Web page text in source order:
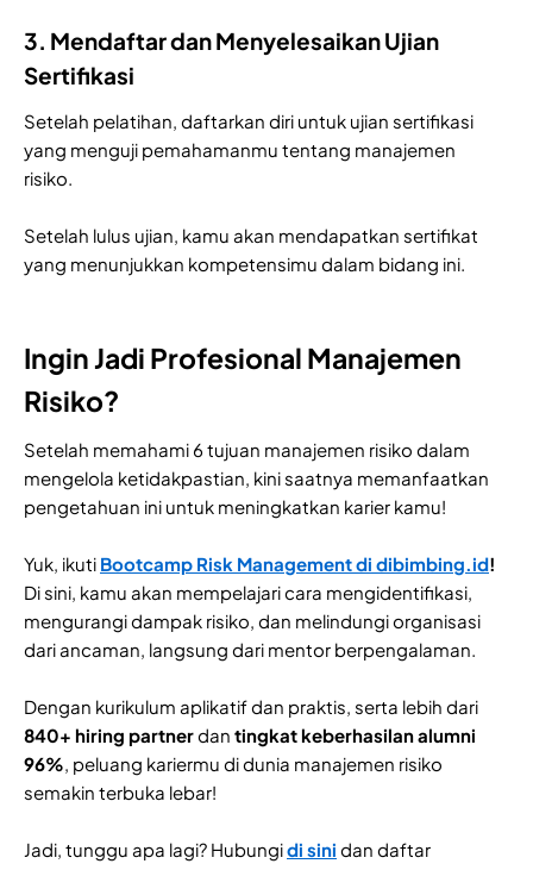
3. Mendaftar dan Menyelesaikan Ujian
Sertifikasi
Setelah pelatihan, daftarkan diri untuk ujian sertifikasi
yang menguji pemahamanmu tentang manajemen
risiko.
Setelah lulus ujian, kamu akan mendapatkan sertifikat
yang menunjukkan kompetensimu dalam bidang ini.
Ingin Jadi Profesional Manajemen
Risiko?
Setelah memahami 6 tujuan manajemen risiko dalam
mengelola ketidakpastian, kini saatnya memanfaatkan
pengetahuan ini untuk meningkatkan karier kamu!
Yuk, ikuti Bootcamp Risk Management di dibimbing.id!
Di sini, kamu akan mempelajari cara mengidentifikasi,
mengurangi dampak risiko, dan melindungi organisasi
dari ancaman, langsung dari mentor berpengalaman.
Dengan kurikulum aplikatif dan praktis, serta lebih dari
840+ hiring partnerdan tingkat keberhasilan alumni
96% , peluang kariermu di dunia manajemen risiko
semakin terbuka lebar!
Jadi, tunggu apa lagi? Hubungidi sini dan daftar